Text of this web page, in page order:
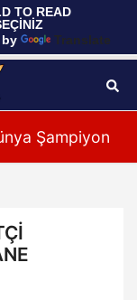
TO READ
by
Translate